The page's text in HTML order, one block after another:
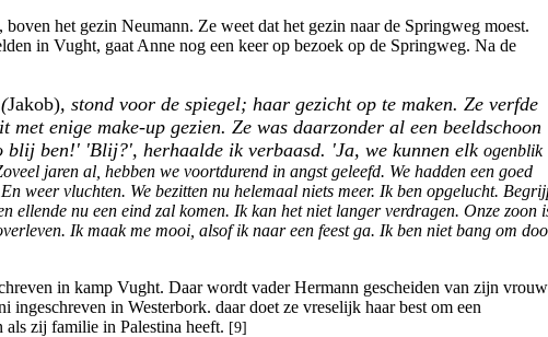
het gezin Neumann. Ze weet dat het gezin naar de Springweg moest.
in Vught, gaat Anne nog een keer op bezoek op de Springweg. Na de
Jakob), stond voor de spiegel; haar gezicht op te maken. Ze verfde
enige make-up gezien. Ze was daarzonder al een beeldschoon
ben!' 'Blij?', herhaalde ik verbaasd. 'Ja, we kunnen elk ogenblik
jaren al, hebben we voortdurend in angst geleefd. We hadden een goed
weer vluchten. We bezitten nu helemaal niets meer. Ik ben opgelucht.
ellende nu een eind zal komen. Ik kan het niet langer verdragen. Onze zoon
Ik maak me mooi, alsof ik naar een feest ga. Ik ben niet bang om
in kamp Vught. Daar wordt vader Hermann gescheiden van zijn vrouw
in Westerbork. daar doet ze vreselijk haar best om een
als zij familie in Palestina heeft. [9]